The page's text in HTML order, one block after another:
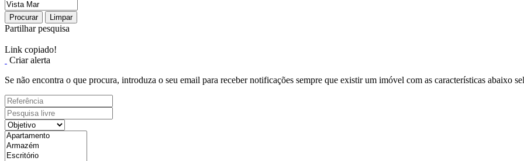
Procurar Limpar
Partilhar pesquisa
Link copiado!
Criar alerta
Se não encontra o que procura, introduza o seu email para receber notificações sempre que existir um imóvel com as características abaixo